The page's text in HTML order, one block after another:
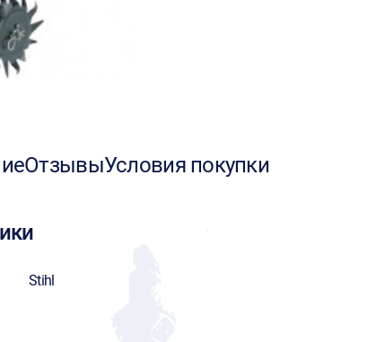
ОтзывыУсловия покупки
Stihl